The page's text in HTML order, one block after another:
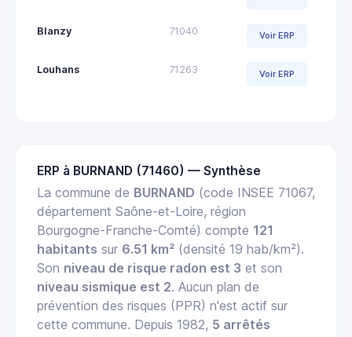
Blanzy 71040 Voir ERP
Louhans 71263 Voir ERP
ERP à BURNAND (71460) — Synthèse
La commune de BURNAND (code INSEE 71067,
département Saône-et-Loire, région
Bourgogne-Franche-Comté) compte 121
habitants sur 6.51 km² (densité 19 hab/km²).
Son niveau de risque radon est 3 et son
niveau sismique est 2. Aucun plan de
prévention des risques (PPR) n'est actif sur
cette commune. Depuis 1982, 5 arrêtés